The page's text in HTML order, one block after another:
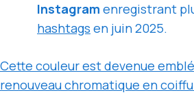
Instagram enregistrant
hashtags en juin 2025.
Cette couleur est devenue
renouveau chromatique en